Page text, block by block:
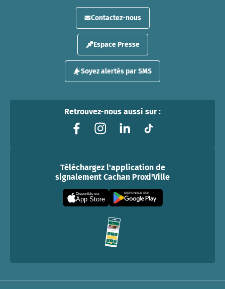
Contactez-nous
Espace Presse
Soyez alertés par SMS
Retrouvez-nous aussi sur :
Téléchargez l'application de
signalement Cachan Proxi'Ville
Disponible sur
App Store
DISPONIBLE SUR